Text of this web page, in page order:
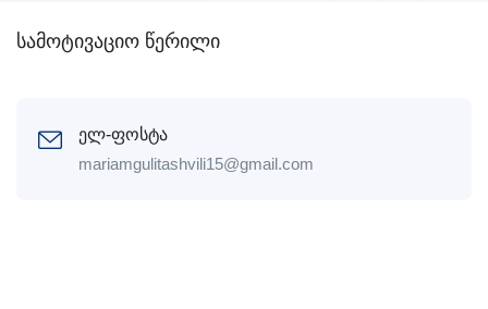
სამოტივაციო წერილი
ელ-ფოსტა
mariamgulitashvili15@gmail.com